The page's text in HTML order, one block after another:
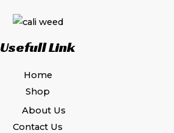
Produktseite
gewählt
Usefull Link
Home
Shop
About Us
Contact Us